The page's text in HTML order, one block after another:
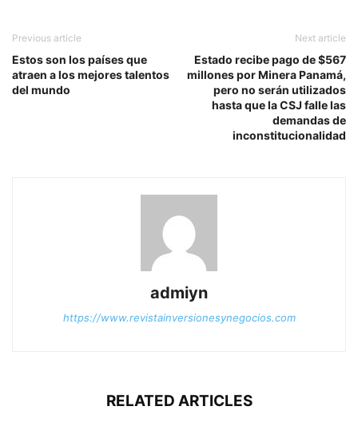
Previous article
Estos son los países que
atraen a los mejores talentos
del mundo
Next article
Estado recibe pago de $567
millones por Minera Panamá,
pero no serán utilizados
hasta que la CSJ falle las
demandas de
inconstitucionalidad
admiyn
https://www.revistainversionesynegocios.com
RELATED ARTICLES